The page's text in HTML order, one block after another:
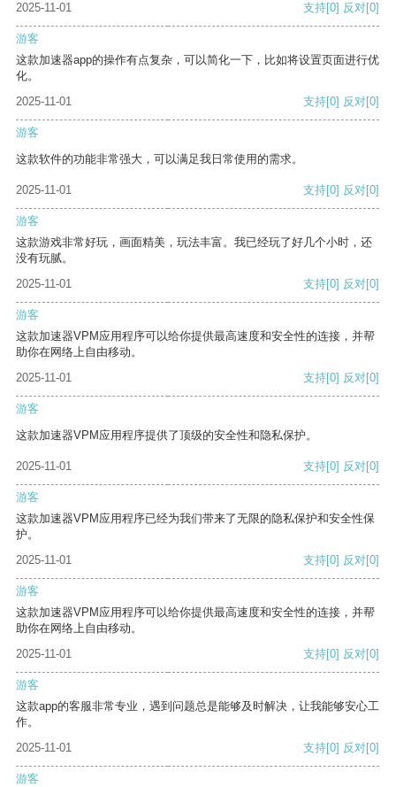
2025-11-01 支持[0] 反对[0]
游客
这款加速器app的操作有点复杂，可以简化一下，比如将设置页面进行优
化。
2025-11-01
支持[0] 反对[0]
游客
这款软件的功能非常强大，可以满足我日常使用的需求。
2025-11-01 支持[0] 反对[0]
游客
这款游戏非常好玩，画面精美，玩法丰富。我已经玩了好几个小时，还
没有玩腻。
2025-11-01
支持[0] 反对[0]
游客
这款加速器VPM应用程序可以给你提供最高速度和安全性的连接，并帮
助你在网络上自由移动。
2025-11-01
支持[0] 反对[0]
游客
这款加速器VPM应用程序提供了顶级的安全性和隐私保护。
2025-11-01 支持[0] 反对[0]
游客
这款加速器VPM应用程序已经为我们带来了无限的隐私保护和安全性保
护。
2025-11-01
支持[0] 反对[0]
游客
这款加速器VPM应用程序可以给你提供最高速度和安全性的连接，并帮
助你在网络上自由移动。
2025-11-01
支持[0] 反对[0]
游客
这款app的客服非常专业，遇到问题总是能够及时解决，让我能够安心工
作。
2025-11-01
支持[0] 反对[0]
游客